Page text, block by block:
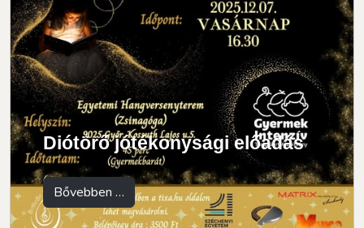
Diótörő jótékonysági előadás
Bővebben …